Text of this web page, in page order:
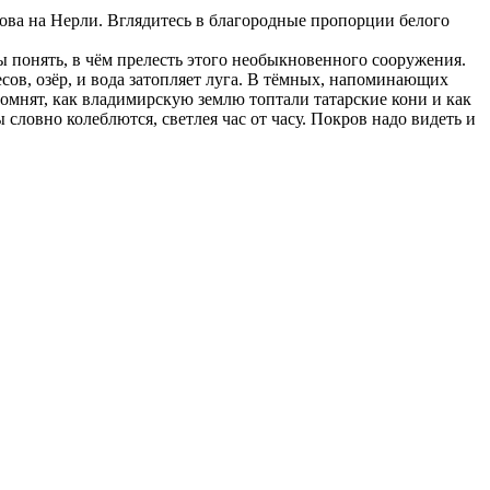
на Нерли. Вглядитесь в благородные пропорции белого
в чём прелесть этого необыкновенного сооружения.
озёр, и вода затопляет луга. В тёмных, напоминающих
как владимирскую землю топтали татарские кони и как
колеблются, светлея час от часу. Покров надо видеть и